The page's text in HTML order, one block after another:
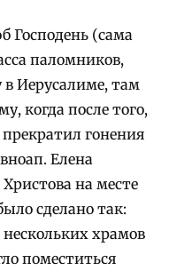
Господень (сама
паломников,
Иерусалиме, там
когда после того,
прекратил гонения
Елена
на месте
сделано так:
храмов
поместиться